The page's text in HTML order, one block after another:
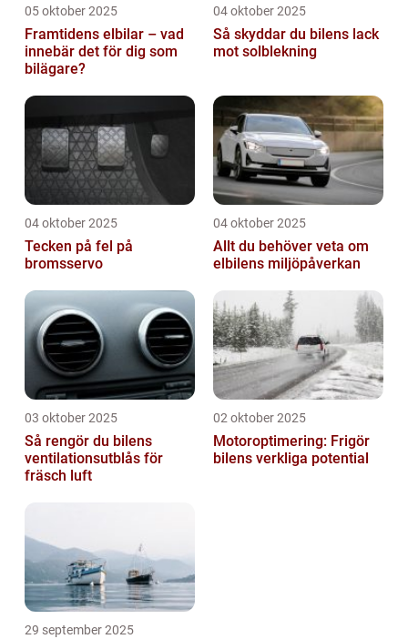
05 oktober 2025
Framtidens elbilar – vad
innebär det för dig som
bilägare?
04 oktober 2025
Så skyddar du bilens lack
mot solblekning
04 oktober 2025
Tecken på fel på
bromsservo
04 oktober 2025
Allt du behöver veta om
elbilens miljöpåverkan
03 oktober 2025
Så rengör du bilens
ventilationsutblås för
fräsch luft
02 oktober 2025
Motoroptimering: Frigör
bilens verkliga potential
29 september 2025